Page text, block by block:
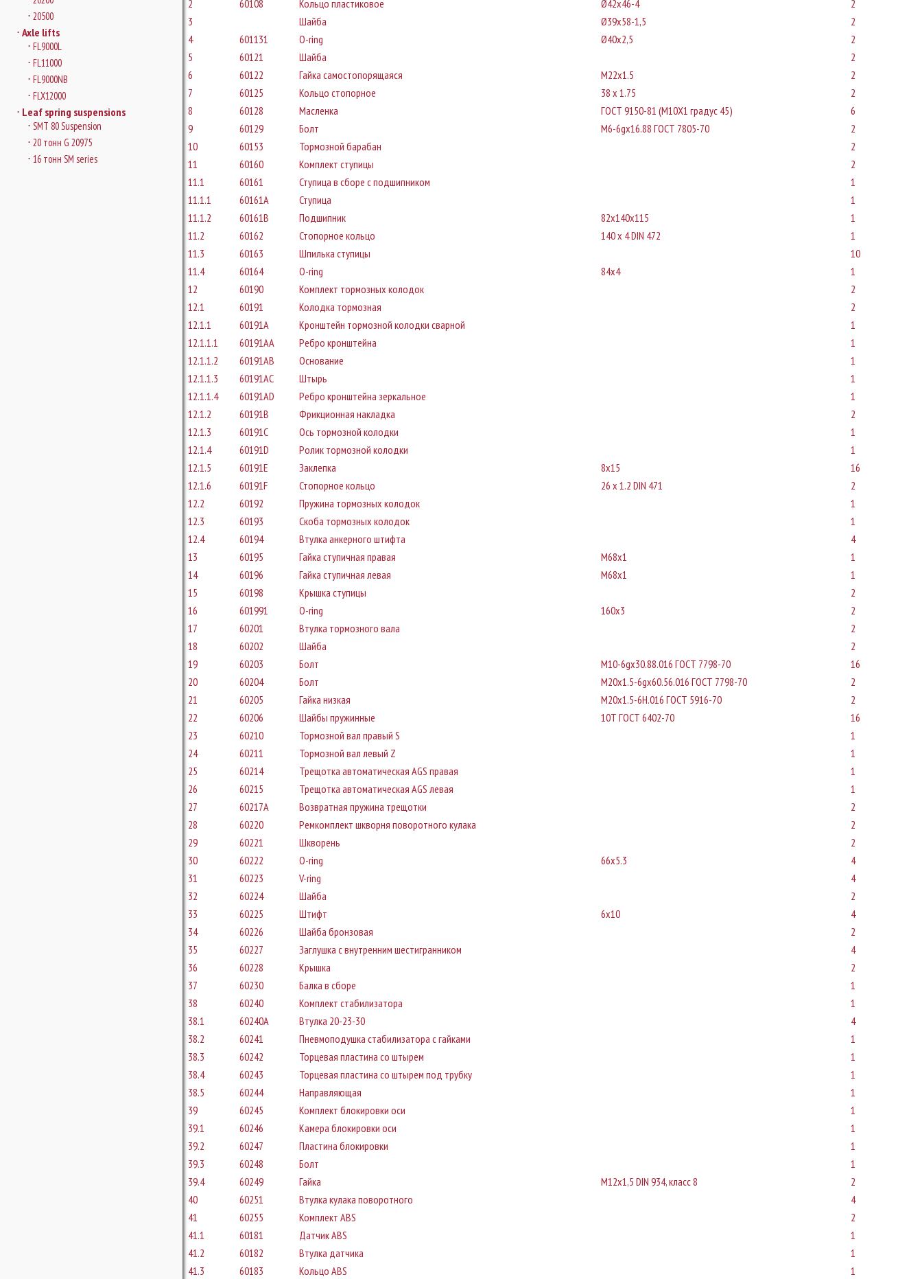
20500
Axle lifts
FL9000L
FL11000
FL9000NB
FLX12000
Leaf spring suspensions
SMT 80 Suspension
20 тонн G 20975
16 тонн SM series
2
60108 Кольцо пластиковое Ø42x46-4
2
3
Шайба Ø39x58-1,5
2
4
601131 O-ring Ø40x2,5
2
5
60121 Шайба
2
6
60122 Гайка самостопорящаяся M22x1.5
2
7
60125 Кольцо стопорное 38 x 1.75
2
8
60128 Масленка ГОСТ 9150-81 (M10X1 градус 45)
6
9
60129 Болт M6-6gх16.88 ГОСТ 7805-70
2
10
60153 Тормозной барабан
2
11
60160 Комплект ступицы
2
11.1
60161 Ступица в сборе с подшипником
1
11.1.1
60161A Ступица
1
11.1.2
60161B Подшипник 82x140x115
1
11.2
60162 Стопорное кольцо 140 x 4 DIN 472
1
11.3
60163 Шпилька ступицы
10
11.4
60164 O-ring 84х4
1
12
60190 Комплект тормозных колодок
2
12.1
60191 Колодка тормозная
2
12.1.1
60191A Кронштейн тормозной колодки сварной
1
12.1.1.1
60191AA Ребро кронштейна
1
12.1.1.2
60191AB Основание
1
12.1.1.3
60191AC Штырь
1
12.1.1.4
60191AD Ребро кронштейна зеркальное
1
12.1.2
60191B Фрикционная накладка
2
12.1.3
60191C Ось тормозной колодки
1
12.1.4
60191D Ролик тормозной колодки
1
12.1.5
60191E Заклепка 8x15
16
12.1.6
60191F Стопорное кольцо 26 x 1.2 DIN 471
2
12.2
60192 Пружина тормозных колодок
1
12.3
60193 Скоба тормозных колодок
1
12.4
60194 Втулка анкерного штифта
4
13
60195 Гайка ступичная правая M68x1
1
14
60196 Гайка ступичная левая M68x1
1
15
60198 Крышка ступицы
2
16
601991 О-ring 160x3
2
17
60201 Втулка тормозного вала
2
18
60202 Шайба
2
19
60203 Болт M10-6gx30.88.016 ГОСТ 7798-70
16
20
60204 Болт M20x1.5-6gx60.56.016 ГОСТ 7798-70
2
21
60205 Гайка низкая М20x1.5-6H.016 ГОСТ 5916-70
2
22
60206 Шайбы пружинные 10Т ГОСТ 6402-70
16
23
60210 Тормозной вал правый S
1
24
60211 Тормозной вал левый Z
1
25
60214 Трещотка автоматическая AGS правая
1
26
60215 Трещотка автоматическая AGS левая
1
27
60217A Возвратная пружина трещотки
2
28
60220 Ремкомплект шкворня поворотного кулака
2
29
60221 Шкворень
2
30
60222 O-ring 66x5.3
4
31
60223 V-ring
4
32
60224 Шайба
2
33
60225 Штифт 6х10
4
34
60226 Шайба бронзовая
2
35
60227 Заглушка с внутренним шестигранником
4
36
60228 Крышка
2
37
60230 Балка в сборе
1
38
60240 Комплект стабилизатора
1
38.1
60240A Втулка 20-23-30
4
38.2
60241 Пневмоподушка стабилизатора с гайками
1
38.3
60242 Торцевая пластина со штырем
1
38.4
60243 Торцевая пластина со штырем под трубку
1
38.5
60244 Направляющая
1
39
60245 Комплект блокировки оси
1
39.1
60246 Камера блокировки оси
1
39.2
60247 Пластина блокировки
1
39.3
60248 Болт
1
39.4
60249 Гайка М12х1,5 DIN 934, класс 8
2
40
60251 Втулка кулака поворотного
4
41
60255 Комплект ABS
2
41.1
60181 Датчик ABS
1
41.2
60182 Втулка датчика
1
41.3
60183 Кольцо ABS 1